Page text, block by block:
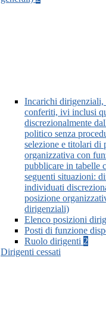
Incarichi dirigenziali,
conferiti, ivi inclusi
discrezionalmente
politico senza
selezione e titolari di
organizzativa con
pubblicare in tabelle
seguenti situazioni:
individuati
posizione
dirigenziali)
Elenco posizioni
Posti di funzione
Ruolo dirigenti 2
Dirigenti cessati